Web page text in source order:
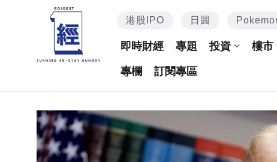
港股IPO 日圓
即時財經 專題 投資 樓市
專欄 訂閱專區